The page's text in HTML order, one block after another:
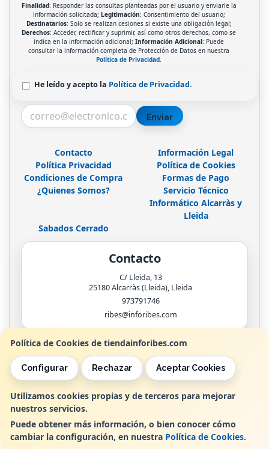
Política de Cookies de tiendainforibes.com
Configurar Rechazar Aceptar Cookies
Utilizamos cookies propias y de terceros para mejorar
nuestros servicios.
Puede obtener más información, o bien conocer cómo
cambiar la configuración, en nuestra Política de Cookies.
Finalidad: Responder las consultas planteadas por el usuario y enviarle la
información solicitada; Legitimación: Consentimiento del usuario;
Destinatarios: Solo se realizan cesiones si existe una obligación legal;
Derechos: Acceder, rectificar y suprimir, así como otros derechos, como se
indica en la información adicional;Información Adicional: Puede
consultar la información completa de Protección de Datos en nuestra
Política de Privacidad
He leído y acepto la Política de Privacidad.
Enviar
Contacto
Información Legal
Política Privacidad
Política de Cookies
Condiciones de Compra
Formas de Pago
¿Quienes Somos?
Servicio Técnico
Informático Alcarràs y
Lleida
Sabados Cerrado
Contacto
C/ Lleida, 13
25180Alcarràs (Lleida), Lleida
973791746
ribes@inforibes.com
Horario
de 9:00am - 13:30am / 17:00pm - 20:00pm
, , , , España. - C.I.F.: B25362799 - Tfno: